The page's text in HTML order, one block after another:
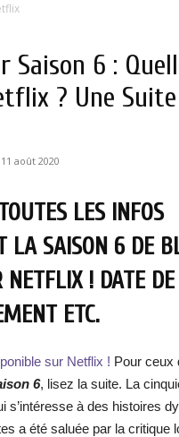
Saison 6 :
? Une
11 août 2020
LES INFOS
LA SAISON 6 DE
! DATE DE
ETC.
sur Netflix ! Pour ceux
6, lisez la suite. La
s’intéresse à des histoires
a été saluée par la critique